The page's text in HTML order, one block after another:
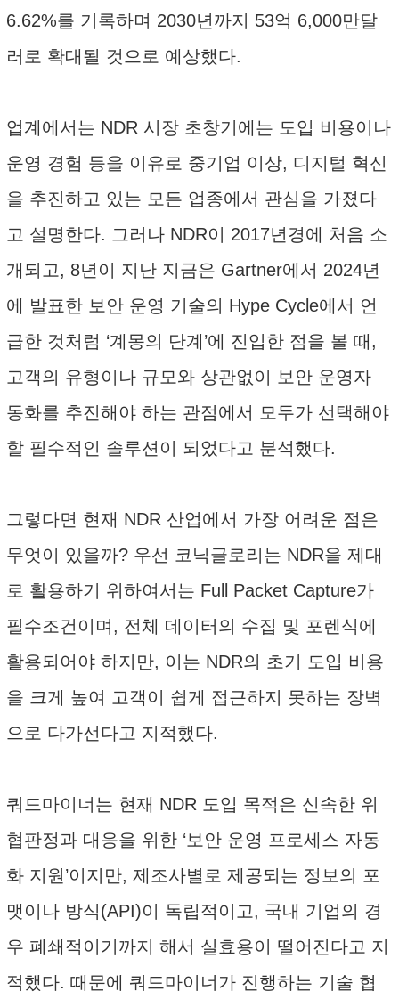
6.62%를 기록하며 2030년까지 53억 6,000만달
러로 확대될 것으로 예상했다.
업계에서는 NDR 시장 초창기에는 도입 비용이나
운영 경험 등을 이유로 중기업 이상, 디지털 혁신
을 추진하고 있는 모든 업종에서 관심을 가졌다
고 설명한다. 그러나 NDR이 2017년경에 처음 소
개되고, 8년이 지난 지금은 Gartner에서 2024년
에 발표한 보안 운영 기술의 Hype Cycle에서 언
급한 것처럼 ‘계몽의 단계’에 진입한 점을 볼 때,
고객의 유형이나 규모와 상관없이 보안 운영자
동화를 추진해야 하는 관점에서 모두가 선택해야
할 필수적인 솔루션이 되었다고 분석했다.
그렇다면 현재 NDR 산업에서 가장 어려운 점은
무엇이 있을까? 우선 코닉글로리는 NDR을 제대
로 활용하기 위하여서는 Full Packet Capture가
필수조건이며, 전체 데이터의 수집 및 포렌식에
활용되어야 하지만, 이는 NDR의 초기 도입 비용
을 크게 높여 고객이 쉽게 접근하지 못하는 장벽
으로 다가선다고 지적했다.
쿼드마이너는 현재 NDR 도입 목적은 신속한 위
협판정과 대응을 위한 ‘보안 운영 프로세스 자동
화 지원’이지만, 제조사별로 제공되는 정보의 포
맷이나 방식(API)이 독립적이고, 국내 기업의 경
우 폐쇄적이기까지 해서 실효용이 떨어진다고 지
적했다. 때문에 쿼드마이너가 진행하는 기술 협